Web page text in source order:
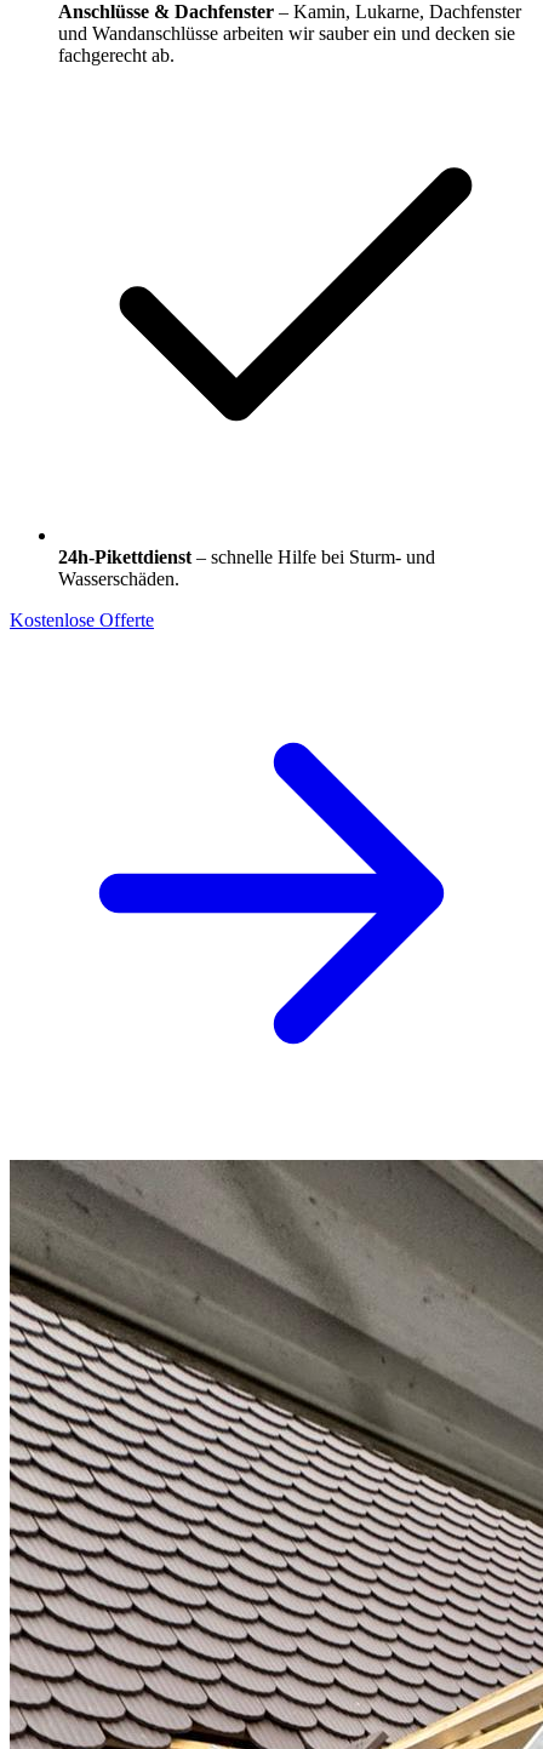
Anschlüsse & Dachfenster – Kamin, Lukarne, Dachfenster
und Wandanschlüsse arbeiten wir sauber ein und decken sie
fachgerecht ab.
24h-Pikettdienst – schnelle Hilfe bei Sturm- und
Wasserschäden.
Kostenlose Offerte